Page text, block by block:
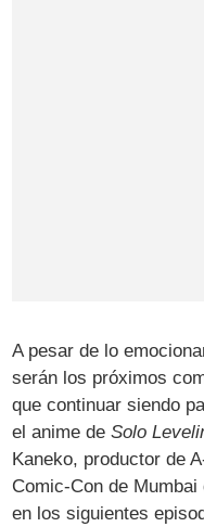
A pesar de lo
serán los próximos
que continuar siendo
el anime deSolo
Kaneko, productor de
Comic-Con de
en los siguientes